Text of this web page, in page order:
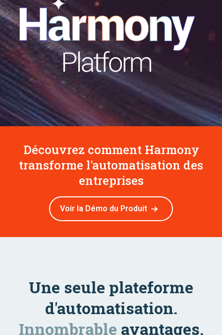
Découvrez comment Harmony
transforme l'automatisation des
entreprises
Voir la Démo du Produit
Une seule plateforme
d'automatisation.
Innombrable avantages.